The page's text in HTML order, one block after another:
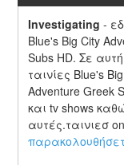
Investigating -
Blue's Big City
Subs HD. Σε
ταινίες Blue's
Adventure Greek
και tv shows
αυτές.ταινιεσ